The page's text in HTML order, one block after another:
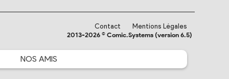
Contact
Mentions Légales
2013-2026 © Comic.Systems (version 6.5)
NOS AMIS